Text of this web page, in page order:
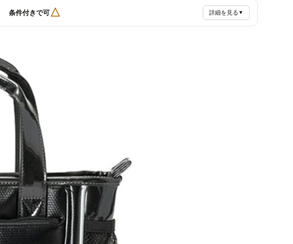
条件付きで可△ 詳細を見る ▼